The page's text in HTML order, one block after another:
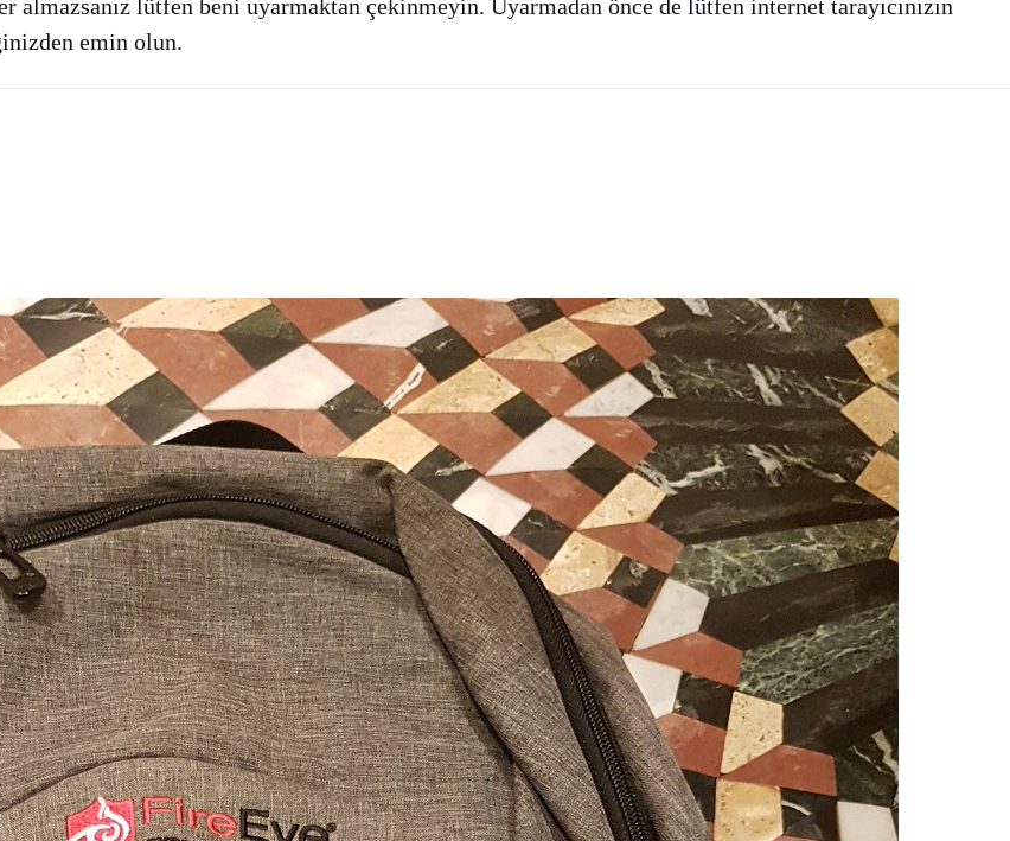
almazsanız lütfen beni uyarmaktan çekinmeyin. Uyarmadan önce de lütfen internet tarayıcınızın
emin olun.